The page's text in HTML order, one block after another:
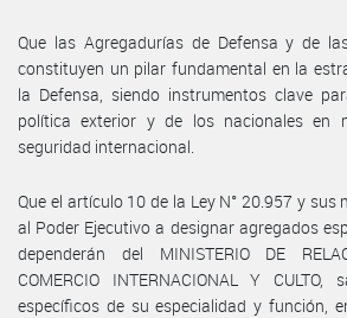
Que las Agregadurías de Defensa y de las
constituyen un pilar fundamental en la
la Defensa, siendo instrumentos clave
política exterior y de los nacionales en
seguridad internacional.
Que el artículo 10 de la Ley N° 20.957 y
al Poder Ejecutivo a designar agregados
dependerán del MINISTERIO DE
COMERCIO INTERNACIONAL Y
específicos de su especialidad y función,